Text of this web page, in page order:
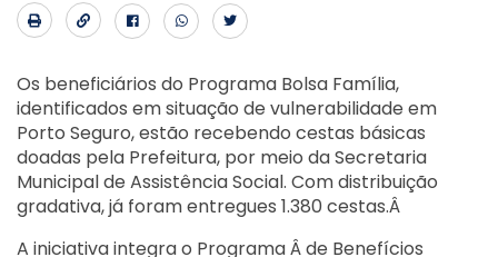
Os beneficiários do Programa Bolsa Família,
identificados em situação de vulnerabilidade em
Porto Seguro, estão recebendo cestas básicas
doadas pela Prefeitura, por meio da Secretaria
Municipal de Assistência Social. Com distribuição
gradativa, já foram entregues 1.380 cestas.Â
A iniciativa integra o Programa Â de Benefícios